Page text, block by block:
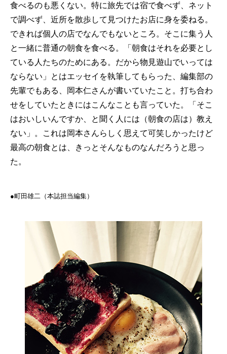
食べるのも悪くない。特に旅先では宿で食べず、ネット
で調べず、近所を散歩して見つけたお店に身を委ねる。
できれば個人の店でなんでもないところ。そこに集う人
と一緒に普通の朝食を食べる。「朝食はそれを必要とし
ている人たちのためにある。だから物見遊山でいっては
ならない」とはエッセイを執筆してもらった、編集部の
先輩でもある、岡本仁さんが書いていたこと。打ち合わ
せをしていたときにはこんなことも言っていた。「そこ
はおいしいんですか、と聞く人には（朝食の店は）教え
ない」。これは岡本さんらしく思えて可笑しかったけど
最高の朝食とは、きっとそんなものなんだろうと思っ
た。
●町田雄二（本誌担当編集）